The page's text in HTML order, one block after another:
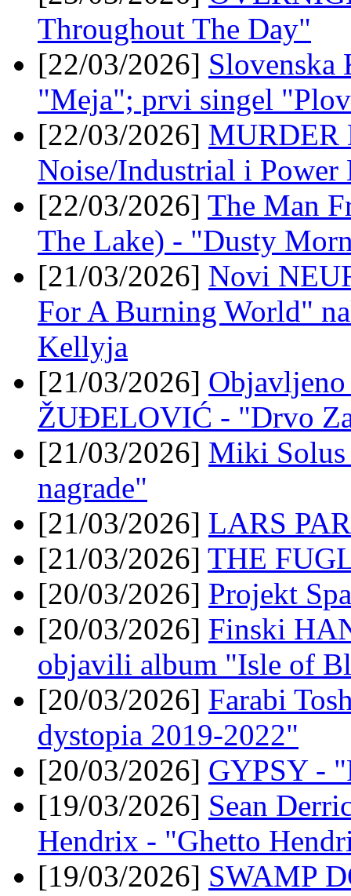
Throughout The Day"
[22/03/2026]
"Meja"; prvi singel
[22/03/2026] MURDER
Noise/Industrial i Power
[22/03/2026] The Man
The Lake) - "Dusty
[21/03/2026] Novi
For A Burning World"
Kellyja
[21/03/2026]
ŽUĐELOVIĆ - "Drvo
[21/03/2026] Miki Solus
nagrade"
[21/03/2026] LARS
[21/03/2026] THE
[20/03/2026] Projekt
[20/03/2026] Finski
objavili album "Isle of
[20/03/2026] Farabi
dystopia 2019-2022"
[20/03/2026] GYPSY -
[19/03/2026] Sean
Hendrix - "Ghetto
[19/03/2026] SWAMP